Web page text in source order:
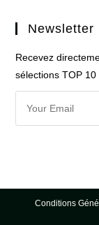
Newsletter
Recevez
sélections TOP 10
Conditions